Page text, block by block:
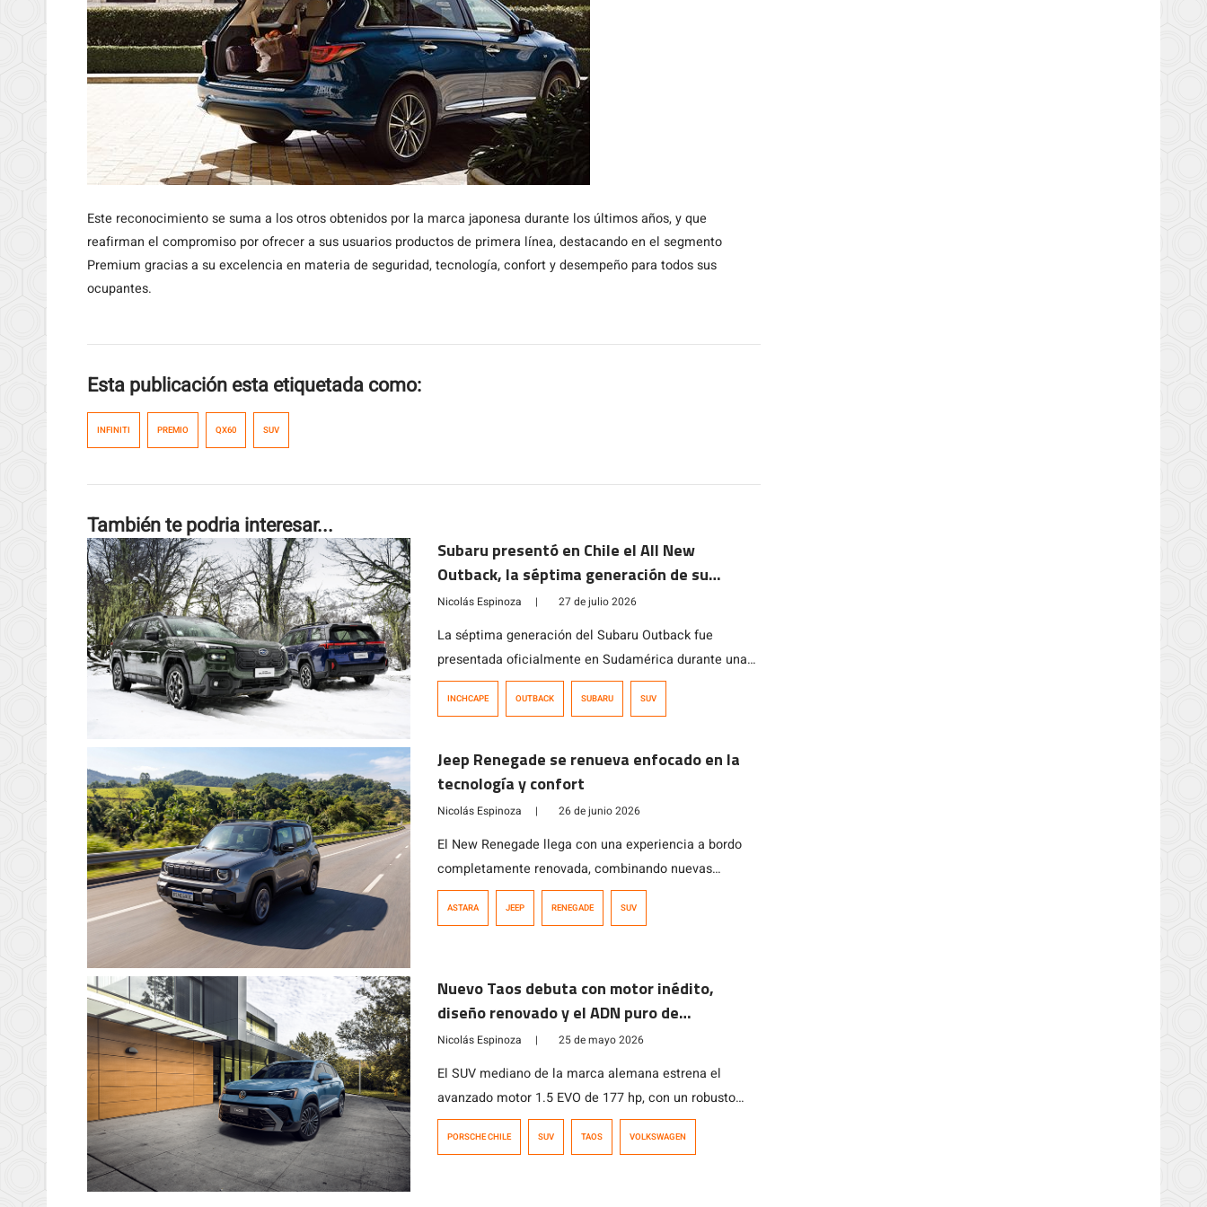
Este reconocimiento se suma a los otros obtenidos por la marca japonesa durante los últimos años, y que
reafirman el compromiso por ofrecer a sus usuarios productos de primera línea, destacando en el segmento
Premium gracias a su excelencia en materia de seguridad, tecnología, confort y desempeño para todos sus
ocupantes.
Esta publicación esta etiquetada como:
INFINITI PREMIO QX60 SUV
También te podria interesar...
Subaru presentó en Chile el All New
Outback, la séptima generación de su
modelo ícono
Nicolás Espinoza | 27 de julio 2026
La séptima generación del Subaru Outback fue
presentada oficialmente en Sudamérica durante una
actividad realizada en Chile, que reunió a
Corporation. El modelo ya está disponible en el
mercado chileno en dos versiones, con precios que
parten en los $35.990.000.
INCHCAPE OUTBACK SUBARU SUV
Jeep Renegade se renueva enfocado en la
tecnología y confort
Nicolás Espinoza | 26 de junio 2026
El New Renegade llega con una experiencia a bordo
completamente renovada, combinando nuevas
tecnologías, mayor confort y el ADN aventurero que ha
definido históricamente al SUV de Jeep.
ASTARA JEEP RENEGADE SUV
Nuevo Taos debuta con motor inédito,
diseño renovado y el ADN puro de
Volkswagen
Nicolás Espinoza | 25 de mayo 2026
El SUV mediano de la marca alemana estrena el
avanzado motor 1.5 EVO de 177 hp, con un robusto
paquete de seguridad, el modelo alcanza la máxima
PORSCHE CHILE SUV TAOS VOLKSWAGEN